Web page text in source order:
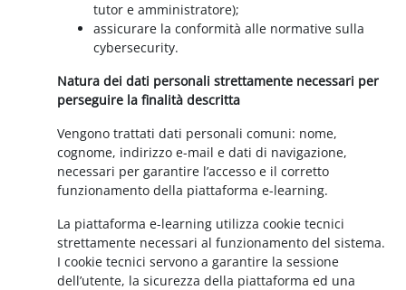
tutor e amministratore);
assicurare la conformità alle normative sulla
cybersecurity.
Natura dei dati personali strettamente necessari per
perseguire la finalità descritta
Vengono trattati dati personali comuni: nome,
cognome, indirizzo e-mail e dati di navigazione,
necessari per garantire l’accesso e il corretto
funzionamento della piattaforma e-learning.
La piattaforma e-learning utilizza cookie tecnici
strettamente necessari al funzionamento del sistema.
I cookie tecnici servono a garantire la sessione
dell’utente, la sicurezza della piattaforma ed una